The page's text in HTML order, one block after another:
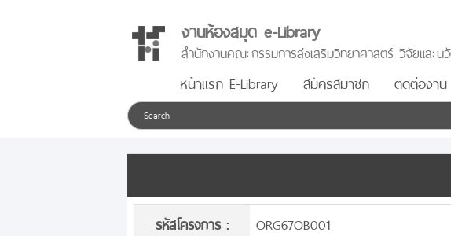
งานห้องสมุด e-Library
สำนักงานคณะกรรมการส่งเสริมวิทยาศาสตร์ วิจัยและน
หน้าแรก E-Library สมัครสมาชิก ติดต่องา
รหัสโครงการ : ORG67OB001